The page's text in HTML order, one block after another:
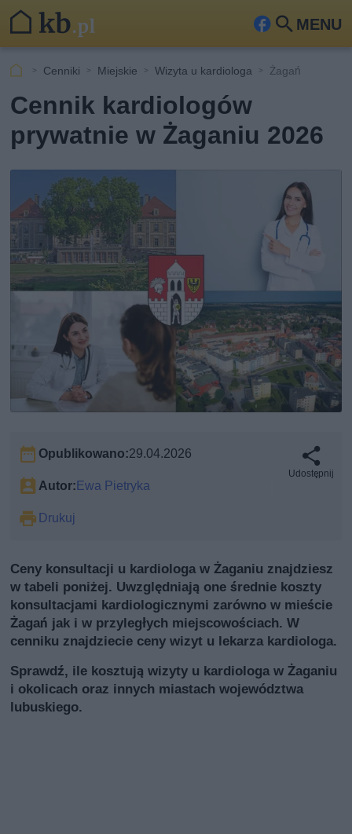
MENU
Fa
ook
Szu
kaj
Cenniki Miejskie Wizyta u kardiologa Żagań
Cennik kardiologów
prywatnie w Żaganiu 2026
Opublikowano:29.04.2026
Autor: Ewa Pietryka
Drukuj
Udostępnij
Ceny konsultacji u kardiologa w Żaganiu znajdziesz
w tabeli poniżej. Uwzględniają one średnie koszty
konsultacjami kardiologicznymi zarówno w mieście
Żagań jak i w przyległych miejscowościach. W
cenniku znajdziecie ceny wizyt u lekarza kardiologa.
Sprawdź, ile kosztują wizyty u kardiologa w Żaganiu
i okolicach oraz innych miastach województwa
lubuskiego.